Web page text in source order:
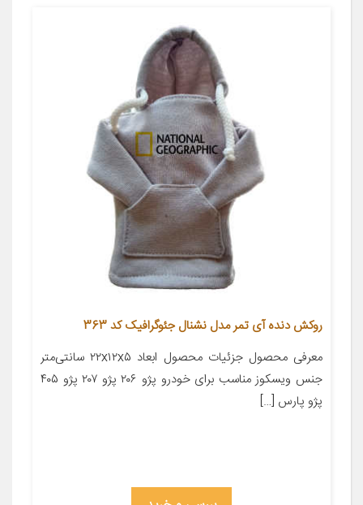
روکش دنده آی تمر مدل نشنال جئوگرافیک کد 363
معرفی محصول جزئیات محصول ابعاد ۲۲x۱۲x۵ سانتی‌متر
جنس ویسکوز مناسب برای خودرو پژو ۲۰۶ پژو ۲۰۷ پژو ۴۰۵
پژو پارس […]